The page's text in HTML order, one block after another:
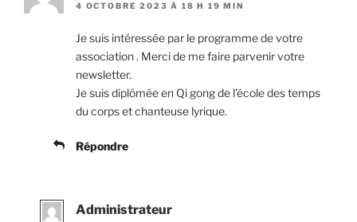
4 OCTOBRE 2023 À 18 H 19 MIN
Je suis intéressée par le programme de votre
association . Merci de me faire parvenir votre
newsletter.
Je suis diplômée en Qi gong de l’école des temps
du corps et chanteuse lyrique.
Répondre
Administrateur